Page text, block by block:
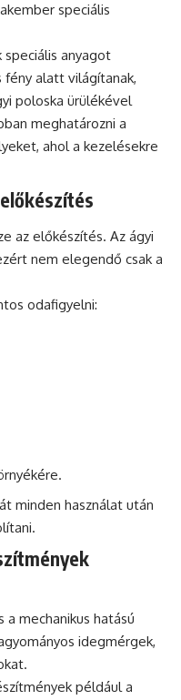
speciális
speciális anyagot
fény alatt világítanak,
poloska ürülékével
meghatározni a
ahol a kezelésekre
az előkészítés. Az ágyi
nem elegendő csak a
odafigyelni:
minden használat után
mechanikus hatású
idegmérgek,
például a